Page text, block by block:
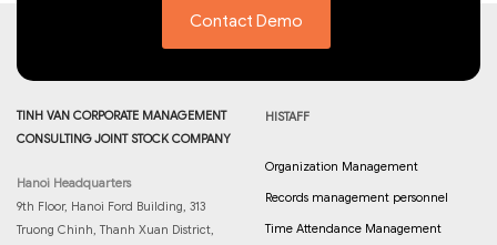
Contact Demo
TINH VAN CORPORATE MANAGEMENT
CONSULTING JOINT STOCK COMPANY
Hanoi Headquarters
9th Floor, Hanoi Ford Building, 313
Truong Chinh, Thanh Xuan District,
HISTAFF
Organization Management
Records management personnel
Time Attendance Management